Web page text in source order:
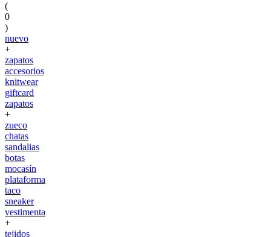
(
0
)
nuevo
+
zapatos
accesorios
knitwear
giftcard
zapatos
+
zueco
chatas
sandalias
botas
mocasín
plataforma
taco
sneaker
vestimenta
+
tejidos